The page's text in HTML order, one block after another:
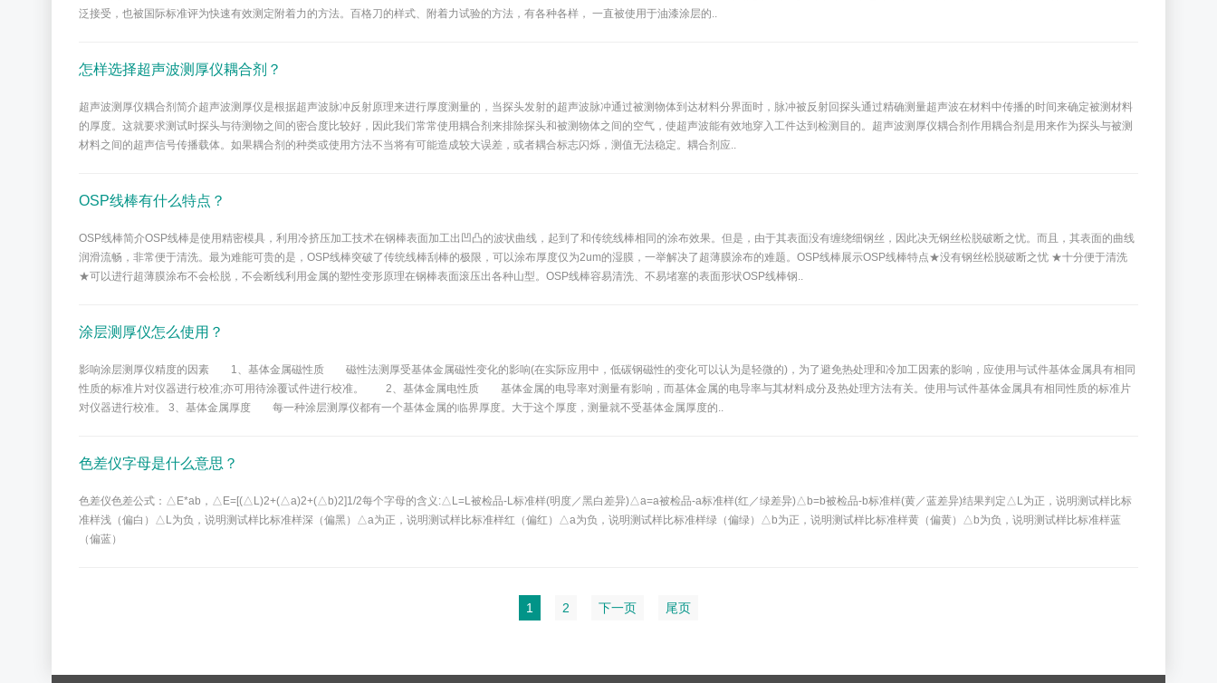
泛接受，也被国际标准评为快速有效测定附着力的方法。百格刀的样式、附着力试验的方法，有各种各样， 一直被使用于油漆涂层的..
怎样选择超声波测厚仪耦合剂？
超声波测厚仪耦合剂简介超声波测厚仪是根据超声波脉冲反射原理来进行厚度测量的，当探头发射的超声波脉冲通过被测物体到达材料分界面时，脉冲被反射回探头通过精确测量超声波在材料中传播的时间来确定被测材料
的厚度。这就要求测试时探头与待测物之间的密合度比较好，因此我们常常使用耦合剂来排除探头和被测物体之间的空气，使超声波能有效地穿入工件达到检测目的。超声波测厚仪耦合剂作用耦合剂是用来作为探头与被测
材料之间的超声信号传播载体。如果耦合剂的种类或使用方法不当将有可能造成较大误差，或者耦合标志闪烁，测值无法稳定。耦合剂应..
OSP线棒有什么特点？
OSP线棒简介OSP线棒是使用精密模具，利用冷挤压加工技术在钢棒表面加工出凹凸的波状曲线，起到了和传统线棒相同的涂布效果。但是，由于其表面没有缠绕细钢丝，因此决无钢丝松脱破断之忧。而且，其表面的曲线
润滑流畅，非常便于清洗。最为难能可贵的是，OSP线棒突破了传统线棒刮棒的极限，可以涂布厚度仅为2um的湿膜，一举解决了超薄膜涂布的难题。OSP线棒展示OSP线棒特点★没有钢丝松脱破断之忧 ★十分便于清洗
★可以进行超薄膜涂布不会松脱，不会断线利用金属的塑性变形原理在钢棒表面滚压出各种山型。OSP线棒容易清洗、不易堵塞的表面形状OSP线棒钢..
涂层测厚仪怎么使用？
影响涂层测厚仪精度的因素 1、基体金属磁性质 磁性法测厚受基体金属磁性变化的影响(在实际应用中，低碳钢磁性的变化可以认为是轻微的)，为了避免热处理和冷加工因素的影响，应使用与试件基体金属具有相同
性质的标准片对仪器进行校准;亦可用待涂覆试件进行校准。 2、基体金属电性质 基体金属的电导率对测量有影响，而基体金属的电导率与其材料成分及热处理方法有关。使用与试件基体金属具有相同性质的标准片
对仪器进行校准。 3、基体金属厚度 每一种涂层测厚仪都有一个基体金属的临界厚度。大于这个厚度，测量就不受基体金属厚度的..
色差仪字母是什么意思？
色差仪色差公式：△E*ab，△E=[(△L)2+(△a)2+(△b)2]1/2每个字母的含义:△L=L被检品-L标准样(明度／黑白差异)△a=a被检品-a标准样(红／绿差异)△b=b被检品-b标准样(黄／蓝差异)结果判定△L为正，说明测试样比标
准样浅（偏白）△L为负，说明测试样比标准样深（偏黑）△a为正，说明测试样比标准样红（偏红）△a为负，说明测试样比标准样绿（偏绿）△b为正，说明测试样比标准样黄（偏黄）△b为负，说明测试样比标准样蓝
（偏蓝）
1 2 下一页 尾页